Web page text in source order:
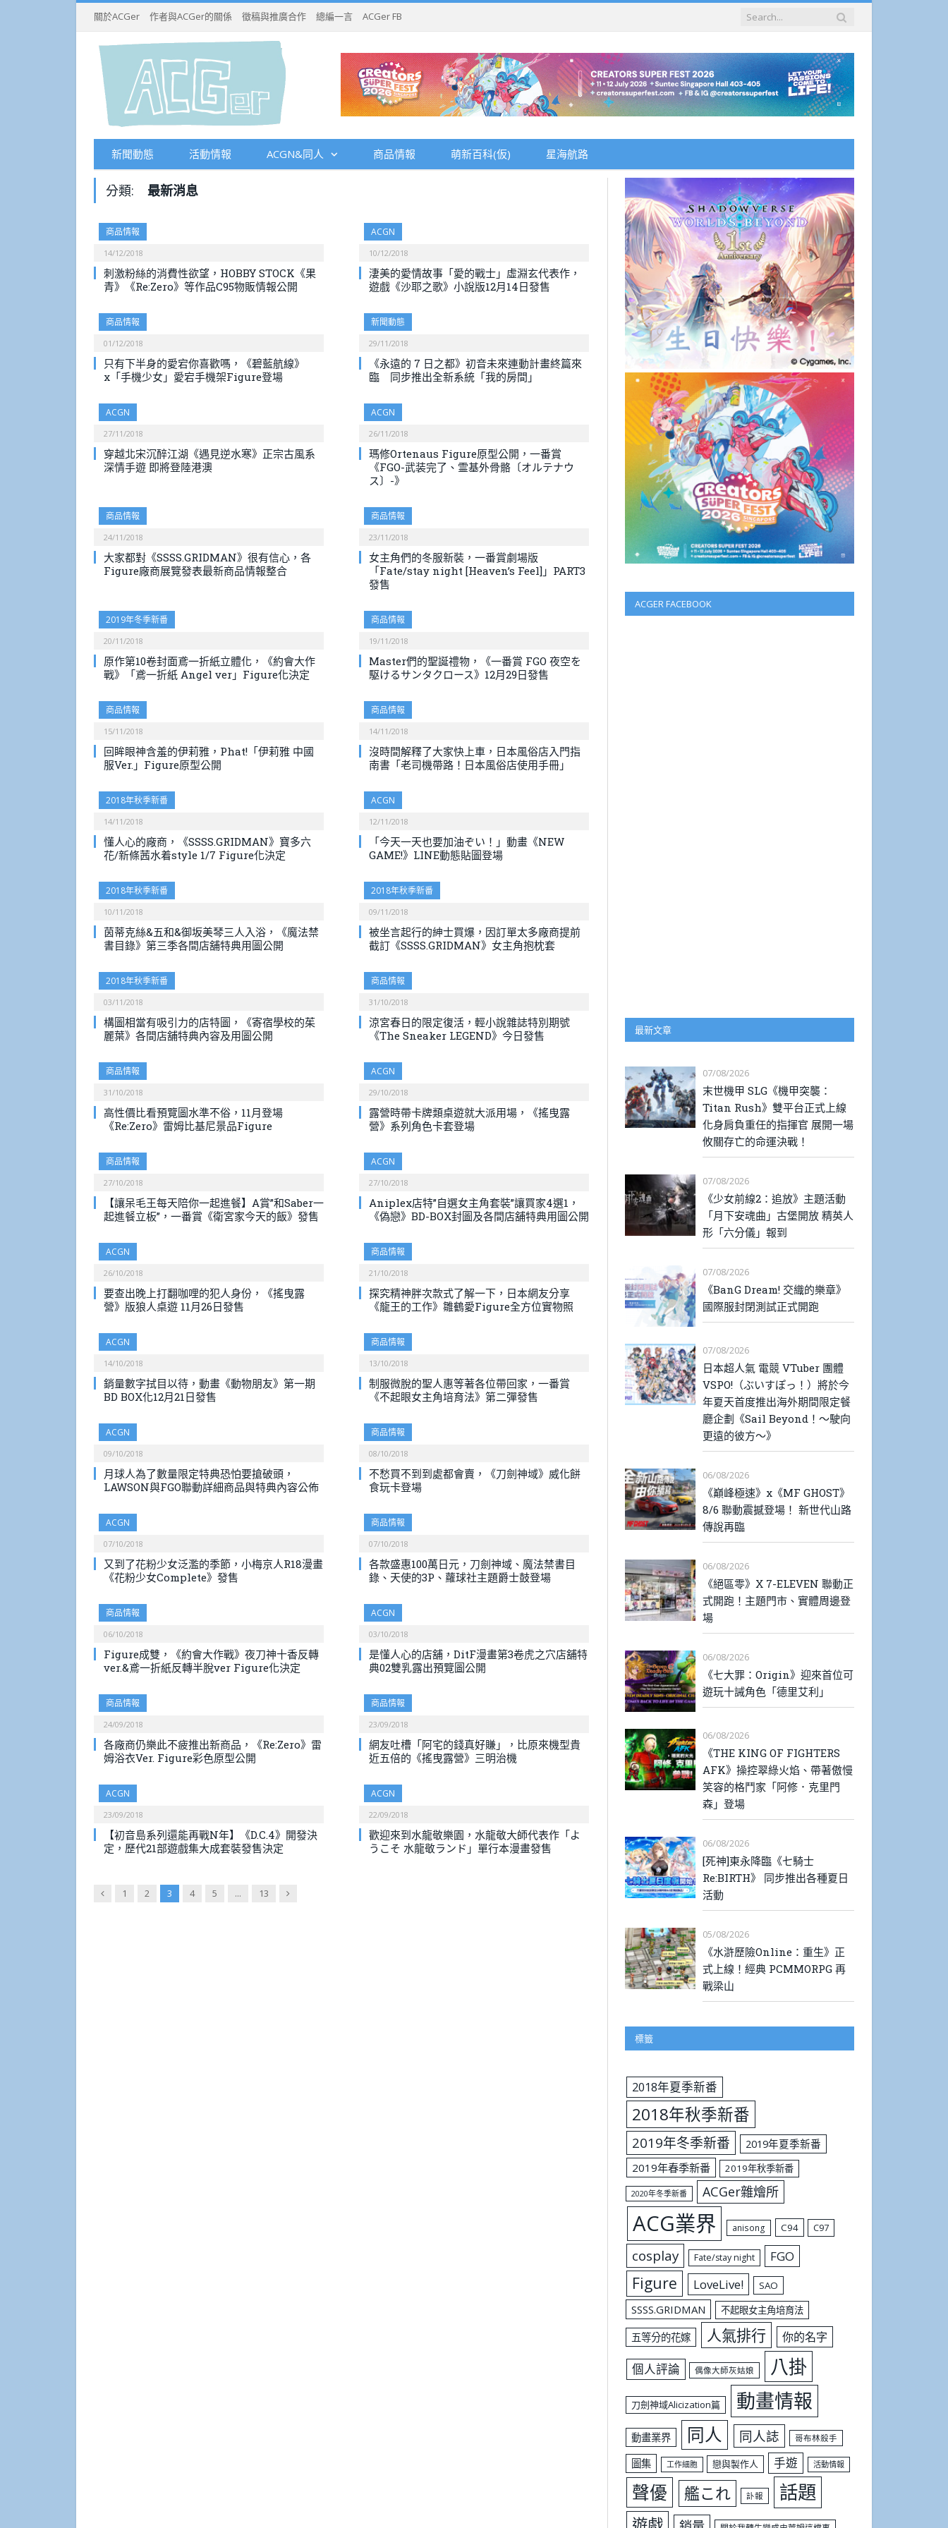
關於ACGer 作者與ACGer的關係 徵稿與推廣合作 總編一言 ACGer FB
新聞動態 活動情報 ACGN&同人 商品情報 萌新百科(仮) 星海航路
分類: 最新消息
商品情報
14/12/2018
刺激粉絲的消費性欲望，HOBBY STOCK《果
青》《Re:Zero》等作品C95物販情報公開
ACGN
10/12/2018
淒美的愛情故事「愛的戰士」虛淵玄代表作，
遊戲《沙耶之歌》小說版12月14日發售
商品情報
01/12/2018
只有下半身的愛宕你喜歡嗎，《碧藍航線》
x「手機少女」愛宕手機架Figure登場
新聞動態
29/11/2018
《永遠的 7 日之都》初音未來連動計畫終篇來
臨 同步推出全新系統「我的房間」
ACGN
27/11/2018
穿越北宋沉醉江湖《遇見逆水寒》正宗古風系
深情手遊 即將登陸港澳
ACGN
26/11/2018
瑪修Ortenaus Figure原型公開，一番賞
《FGO-武装完了、霊基外骨骼〔オルテナウ
ス〕-》
商品情報
24/11/2018
大家都對《SSSS.GRIDMAN》很有信心，各
Figure廠商展覽發表最新商品情報整合
商品情報
23/11/2018
女主角們的冬服新裝，一番賞劇場版
「Fate/stay night [Heaven’s Feel]」PART3
發售
2019年冬季新番
20/11/2018
原作第10卷封面鳶一折紙立體化，《約會大作
戰》「鳶一折紙 Angel ver」Figure化決定
商品情報
19/11/2018
Master們的聖誕禮物，《一番賞 FGO 夜空を
駆けるサンタクロース》12月29日發售
商品情報
15/11/2018
回眸眼神含羞的伊莉雅，Phat!「伊莉雅 中國
服Ver.」Figure原型公開
商品情報
14/11/2018
沒時間解釋了大家快上車，日本風俗店入門指
南書「老司機帶路！日本風俗店使用手冊」
2018年秋季新番
14/11/2018
懂人心的廠商，《SSSS.GRIDMAN》寶多六
花/新條茜水着style 1/7 Figure化決定
ACGN
12/11/2018
「今天一天也要加油ぞい！」動畫《NEW
GAME!》LINE動態貼圖登場
2018年秋季新番
10/11/2018
茵蒂克絲&五和&御坂美琴三人入浴，《魔法禁
書目錄》第三季各間店舖特典用圖公開
2018年秋季新番
09/11/2018
被坐言起行的紳士買爆，因訂單太多廠商提前
截訂《SSSS.GRIDMAN》女主角抱枕套
2018年秋季新番
03/11/2018
構圖相當有吸引力的店特圖，《寄宿學校的茱
麗葉》各間店舖特典內容及用圖公開
商品情報
31/10/2018
涼宮春日的限定復活，輕小說雜誌特別期號
《The Sneaker LEGEND》今日發售
商品情報
31/10/2018
高性價比看預覽圖水準不俗，11月登場
《Re:Zero》雷姆比基尼景品Figure
ACGN
29/10/2018
露營時帶卡牌類桌遊就大派用場，《搖曳露
營》系列角色卡套登場
商品情報
27/10/2018
【讓呆毛王每天陪你一起進餐】A賞”和Saber一
起進餐立板”，一番賞《衛宮家今天的飯》發售
ACGN
27/10/2018
Aniplex店特”自選女主角套裝”讓買家4選1，
《偽戀》BD-BOX封圖及各間店舖特典用圖公開
ACGN
26/10/2018
要查出晚上打翻咖哩的犯人身份，《搖曳露
營》版狼人桌遊 11月26日發售
商品情報
21/10/2018
探究精神胖次款式了解一下，日本網友分享
《龍王的工作》雛鶴愛Figure全方位實物照
ACGN
14/10/2018
銷量數字拭目以待，動畫《動物朋友》第一期
BD BOX化12月21日發售
商品情報
13/10/2018
制服微脫的聖人惠等著各位帶回家，一番賞
《不起眼女主角培育法》第二彈發售
ACGN
09/10/2018
月球人為了數量限定特典恐怕要搶破頭，
LAWSON與FGO聯動詳細商品與特典內容公佈
商品情報
08/10/2018
不愁買不到到處都會賣，《刀劍神域》威化餅
食玩卡登場
ACGN
07/10/2018
又到了花粉少女泛濫的季節，小梅京人R18漫畫
《花粉少女Complete》發售
商品情報
07/10/2018
各款盛惠100萬日元，刀劍神域、魔法禁書目
錄、天使的3P、蘿球社主題爵士鼓登場
商品情報
06/10/2018
Figure成雙，《約會大作戰》夜刀神十香反轉
ver.&鳶一折紙反轉半脫ver Figure化決定
ACGN
03/10/2018
是懂人心的店舖，DitF漫畫第3卷虎之穴店舖特
典02雙乳露出預覽圖公開
商品情報
24/09/2018
各廠商仍樂此不疲推出新商品，《Re:Zero》雷
姆浴衣Ver. Figure彩色原型公開
商品情報
23/09/2018
網友吐槽「阿宅的錢真好賺」，比原來機型貴
近五倍的《搖曳露營》三明治機
ACGN
23/09/2018
【初音島系列還能再戰N年】《D.C.4》開發決
定，歷代21部遊戲集大成套裝發售決定
ACGN
22/09/2018
歡迎來到水龍敬樂園，水龍敬大師代表作「よ
うこそ 水龍敬ランド」單行本漫畫發售
Previous
1 2 3 4 5 ... 13 Next
ACGER FACEBOOK
最新文章
07/08/2026
末世機甲 SLG《機甲突襲：
Titan Rush》雙平台正式上線
化身肩負重任的指揮官 展開一場
攸關存亡的命運決戰！
07/08/2026
《少女前線2：追放》主題活動
「月下安魂曲」古堡開放 精英人
形「六分儀」報到
07/08/2026
《BanG Dream! 交織的樂章》
國際服封閉測試正式開跑
07/08/2026
日本超人氣 電競 VTuber 團體
VSPO!（ぶいすぽっ！）將於今
年夏天首度推出海外期間限定餐
廳企劃《Sail Beyond！～駛向
更遠的彼方～》
06/08/2026
《巔峰極速》x《MF GHOST》
8/6 聯動震撼登場！ 新世代山路
傳說再臨
06/08/2026
《絕區零》X 7-ELEVEN 聯動正
式開跑！主題門市、實體周邊登
場
06/08/2026
《七大罪：Origin》迎來首位可
遊玩十誡角色「德里艾利」
06/08/2026
《THE KING OF FIGHTERS
AFK》操控翠綠火焰、帶著傲慢
笑容的格鬥家「阿修．克里門
森」登場
06/08/2026
[死神]東永降臨《七騎士
Re:BIRTH》 同步推出各種夏日
活動
05/08/2026
《水滸歷險Online：重生》正
式上線！經典 PCMMORPG 再
戰梁山
標籤
2018年夏季新番
2018年秋季新番
2019年冬季新番
2019年夏季新番
2019年春季新番
2019年秋季新番
2020年冬季新番 ACGer雜燴所
ACG業界 anisong C94 C97
cosplay Fate/stay night FGO
Figure LoveLive! SAO
SSSS.GRIDMAN 不起眼女主角培育法
五等分的花嫁 人氣排行 你的名字
個人評論 偶像大師灰姑娘 八掛
刀劍神域Alicization篇 動畫情報
動畫業界 同人 同人誌 哥布林殺手
圖集 工作細胞 戀與製作人 手遊 活動情報
聲優 艦これ 訃報 話題